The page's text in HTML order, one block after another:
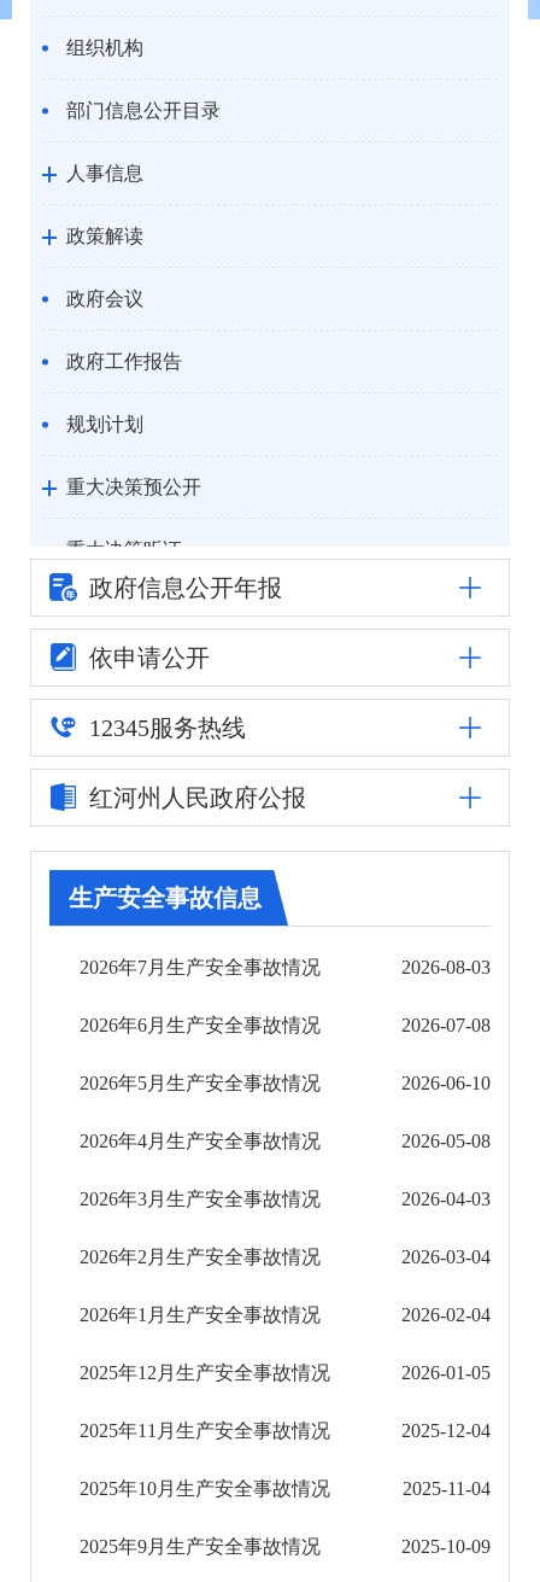
组织机构
部门信息公开目录
人事信息
政策解读
政府会议
政府工作报告
规划计划
重大决策预公开
重大决策听证
统计信息
自然资源
公安司法
重点领域信息公开
审批改革
住房保障信息公开
审计结果公告
公共资源交易信息公开
应急管理信息公开
政府信息公开年报
依申请公开
12345服务热线
红河州人民政府公报
生产安全事故信息
2026年7月生产安全事故情况 2026-08-03
2026年6月生产安全事故情况 2026-07-08
2026年5月生产安全事故情况 2026-06-10
2026年4月生产安全事故情况 2026-05-08
2026年3月生产安全事故情况 2026-04-03
2026年2月生产安全事故情况 2026-03-04
2026年1月生产安全事故情况 2026-02-04
2025年12月生产安全事故情况 2026-01-05
2025年11月生产安全事故情况 2025-12-04
2025年10月生产安全事故情况 2025-11-04
2025年9月生产安全事故情况 2025-10-09